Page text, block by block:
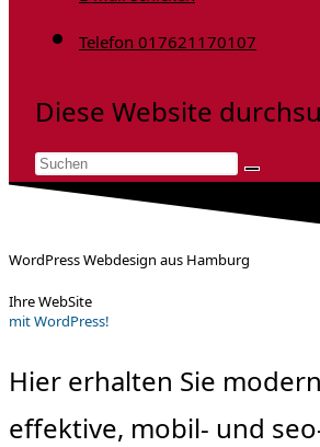
Telefon 017621170107
Diese Website
WordPress Webdesign aus Hamburg
Ihre WebSite
mit WordPress!
Hier erhalten Sie
effektive, mobil- und